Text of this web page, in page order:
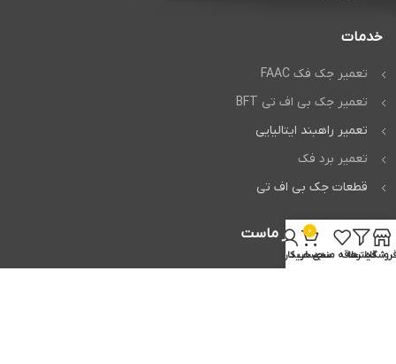
خدمات
تعمیر جک فک FAAC
تعمیر جک بی اف تی BFT
تعمیر راهبند ایتالیایی
تعمیر برد فک
قطعات جک بی اف تی
اعتماد شما افتخار ماست
فروشگاهفیلترهاعلاقه مندی
0
سبد خرید
حساب کاربری من